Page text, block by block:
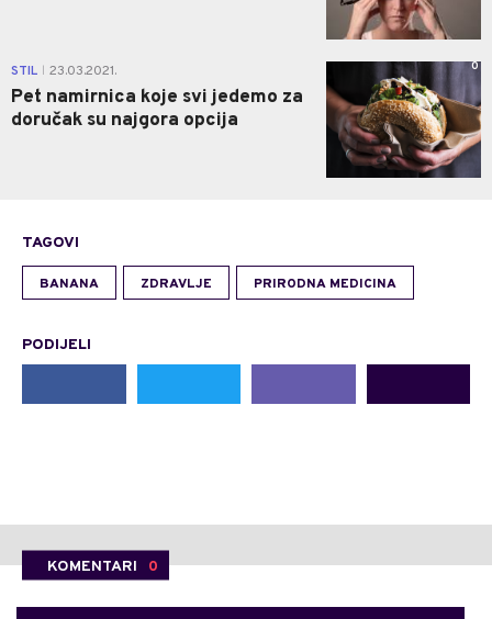
STIL 23.03.2021.
Pet namirnica koje svi jedemo za
doručak su najgora opcija
0
TAGOVI
BANANA ZDRAVLJE PRIRODNA MEDICINA
PODIJELI
KOMENTARI 0